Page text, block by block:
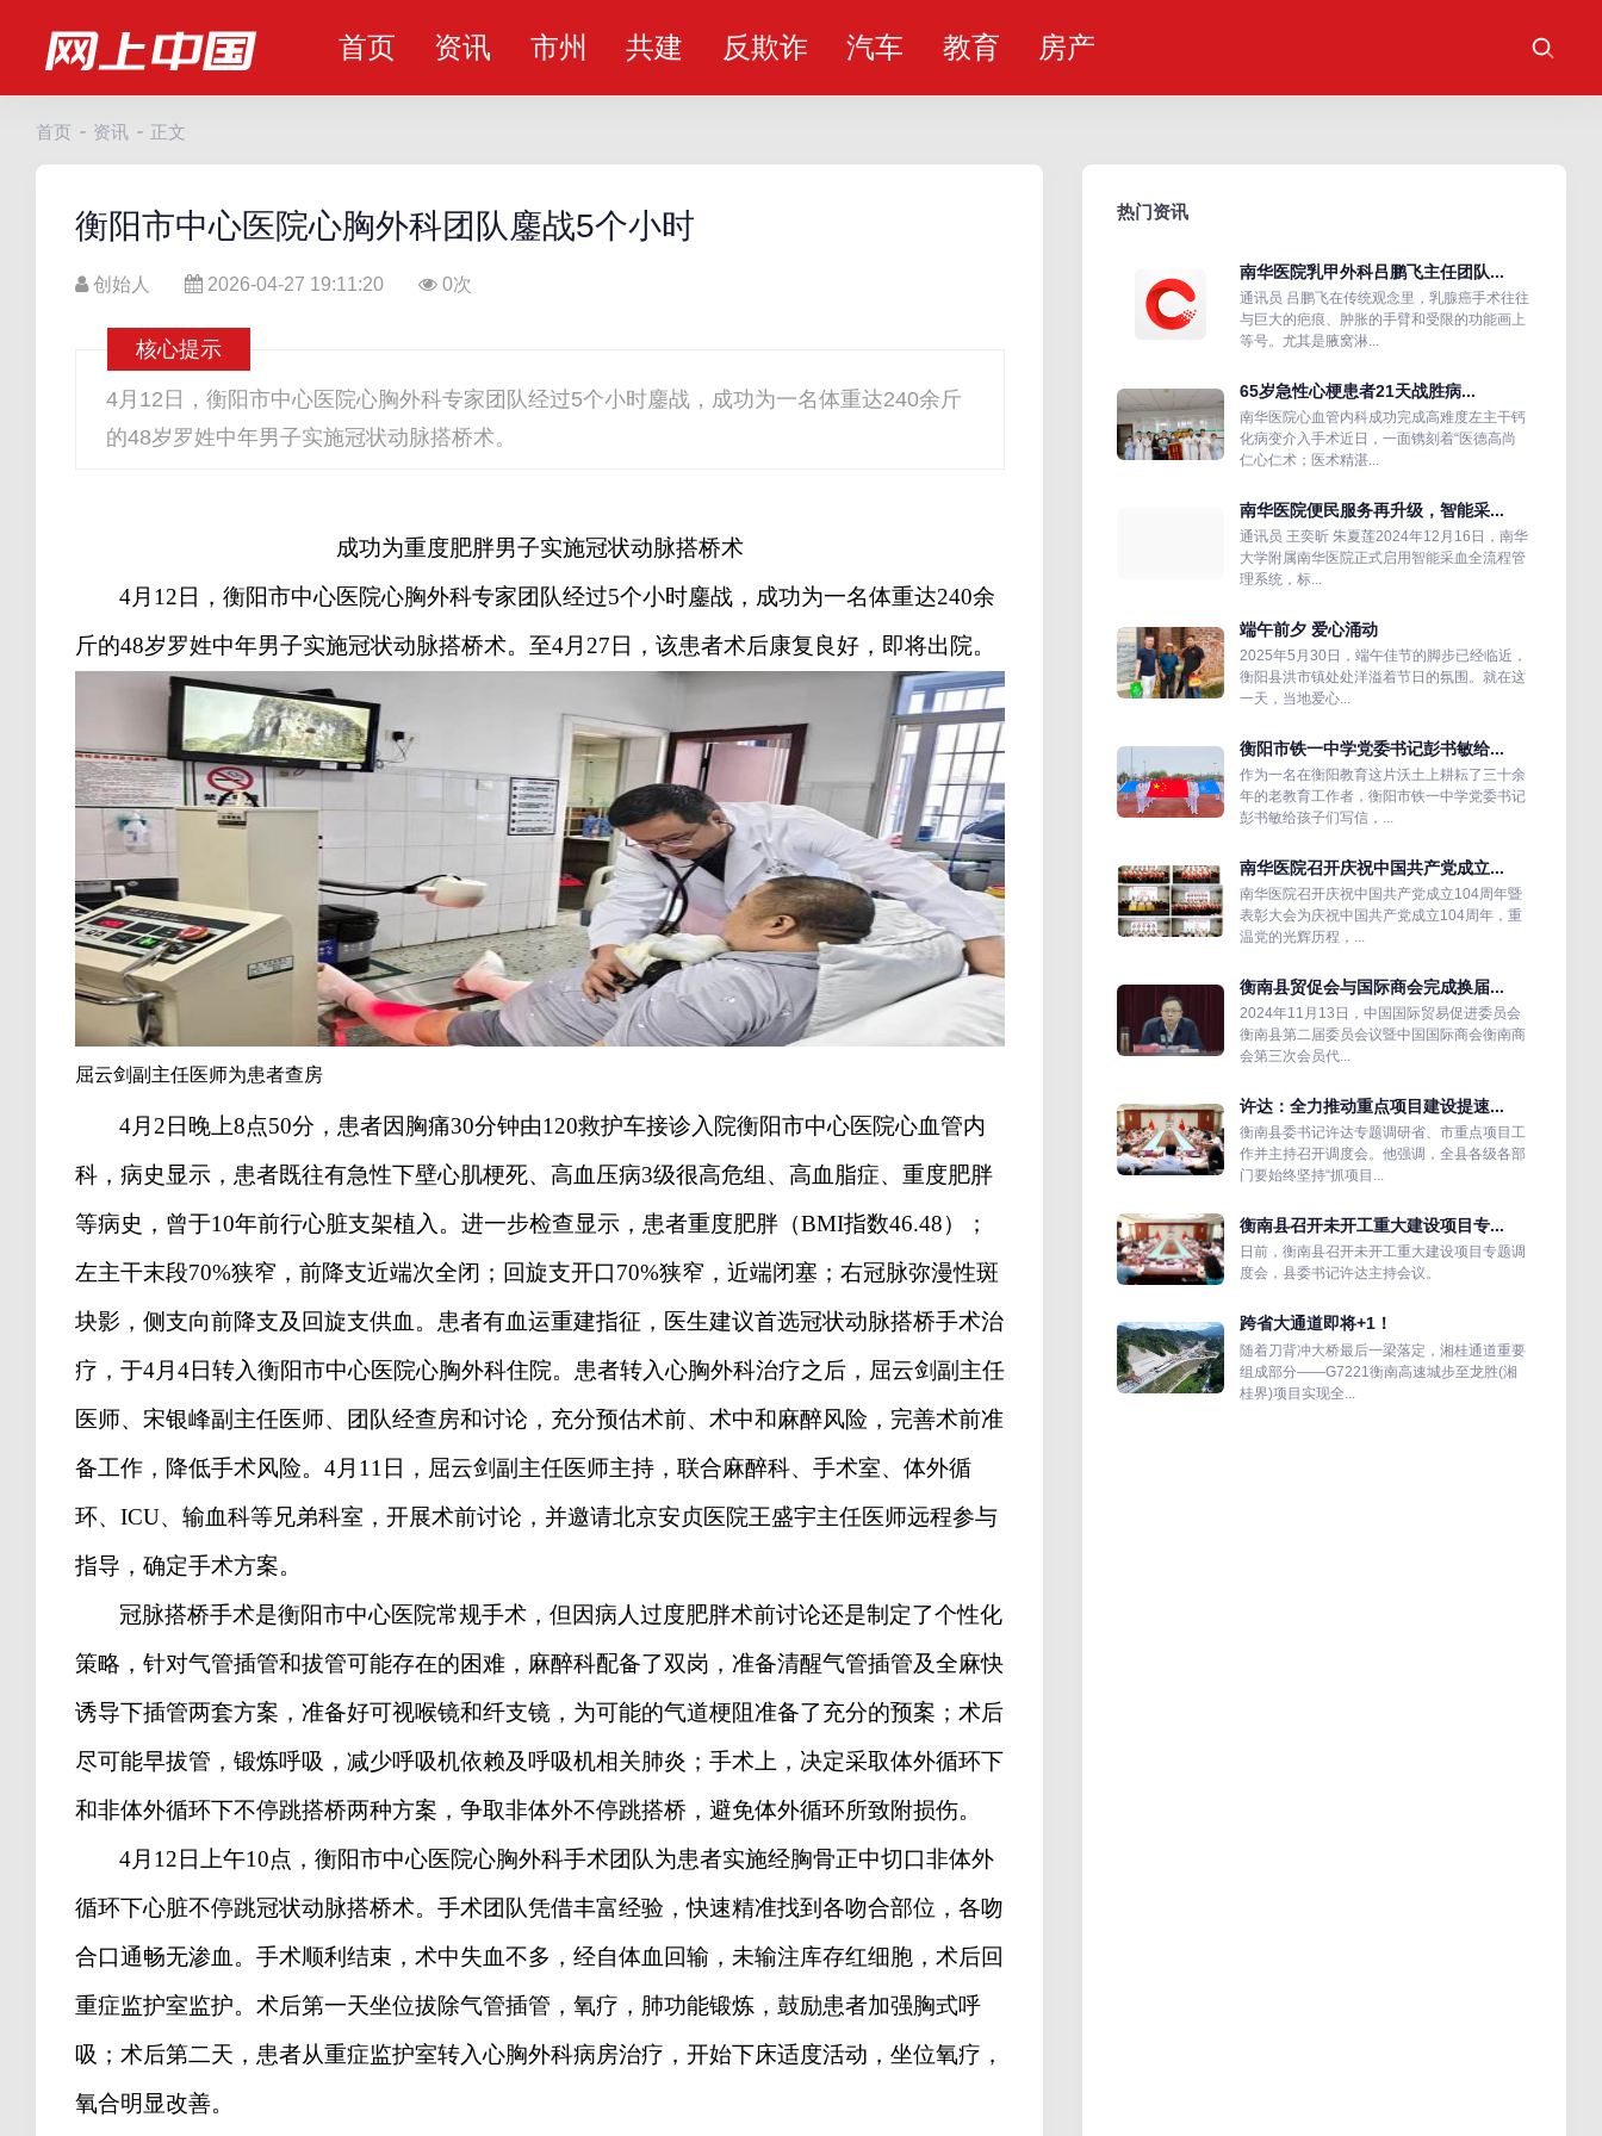
首页 资讯 市州 共建 反欺诈 汽车 教育 房产
首页 资讯 正文
衡阳市中心医院心胸外科团队鏖战5个小时
创始人 2026-04-27 19:11:20 0次
核心提示
4月12日，衡阳市中心医院心胸外科专家团队经过5个小时鏖战，成功为一名体重达240余斤
的48岁罗姓中年男子实施冠状动脉搭桥术。
成功为重度肥胖男子实施冠状动脉搭桥术
4月 12 日，衡阳市中心医院心胸外科专家团队经过5个小时鏖战，成功为一名体重达240余
斤的48岁罗姓中年男子实施冠状动脉搭桥术。至4月 27 日，该患者术后康复良好，即将出院。
屈云剑副主任医师为患者查房
4月 2 日晚上8点50分，患者因胸痛30分钟由120救护车接诊入院衡阳市中心医院心血管内
科，病史显示，患者既往有急性下壁心肌梗死、高血压病3级很高危组、高血脂症、重度肥胖
等病史，曾于10年前行心脏支架植入。进一步检查显示，患者重度肥胖（BMI指数46.48）；
左主干末段70%狭窄，前降支近端次全闭；回旋支开口70%狭窄，近端闭塞；右冠脉弥漫性斑
块影，侧支向前降支及回旋支供血。患者有血运重建指征，医生建议首选冠状动脉搭桥手术治
疗，于4月 4日转入衡阳市中心医院心胸外科住院。患者转入心胸外科治疗之后，屈云剑副主任
医师、宋银峰副主任医师、团队经查房和讨论，充分预估术前、术中和麻醉风险，完善术前准
备工作，降低手术风险。 4月 11 日，屈云剑副主任医师主持，联合麻醉科、手术室、体外循
环、 ICU、输血科等兄弟科室，开展术前讨论，并邀请北京安贞医院王盛宇主任医师远程参与
指导，确定手术方案。
冠脉搭桥手术是衡阳市中心医院常规手术，但因病人过度肥胖术前讨论还是制定了个性化
策略，针对气管插管和拔管可能存在的困难，麻醉科配备了双岗，准备清醒气管插管及全麻快
诱导下插管两套方案，准备好可视喉镜和纤支镜，为可能的气道梗阻准备了充分的预案；术后
尽可能早拔管，锻炼呼吸，减少呼吸机依赖及呼吸机相关肺炎；手术上，决定采取体外循环下
和非体外循环下不停跳搭桥两种方案，争取非体外不停跳搭桥，避免体外循环所致附损伤。
4月 12 日上午10点，衡阳市中心医院心胸外科手术团队为患者实施经胸骨正中切口非体外
循环下心脏不停跳冠状动脉搭桥术。手术团队凭借丰富经验，快速精准找到各吻合部位，各吻
合口通畅无渗血。手术顺利结束，术中失血不多，经自体血回输，未输注库存红细胞，术后回
重症监护室监护。术后第一天坐位拔除气管插管，氧疗，肺功能锻炼，鼓励患者加强胸式呼
吸；术后第二天，患者从重症监护室转入心胸外科病房治疗，开始下床适度活动，坐位氧疗，
氧合明显改善。
热门资讯
南华医院乳甲外科吕鹏飞主任团队...
通讯员 吕鹏飞在传统观念里，乳腺癌手术往往
与巨大的疤痕、肿胀的手臂和受限的功能画上
等号。尤其是腋窝淋...
65岁急性心梗患者21天战胜病...
南华医院心血管内科成功完成高难度左主干钙
化病变介入手术近日，一面镌刻着“医德高尚
仁心仁术；医术精湛...
南华医院便民服务再升级，智能采...
通讯员 王奕昕 朱夏莲2024年12月16日，南华
大学附属南华医院正式启用智能采血全流程管
理系统，标...
端午前夕 爱心涌动
2025年5月30日，端午佳节的脚步已经临近，
衡阳县洪市镇处处洋溢着节日的氛围。就在这
一天，当地爱心...
衡阳市铁一中学党委书记彭书敏给...
作为一名在衡阳教育这片沃土上耕耘了三十余
年的老教育工作者，衡阳市铁一中学党委书记
彭书敏给孩子们写信，...
南华医院召开庆祝中国共产党成立...
南华医院召开庆祝中国共产党成立104周年暨
表彰大会为庆祝中国共产党成立104周年，重
温党的光辉历程，...
衡南县贸促会与国际商会完成换届...
2024年11月13日，中国国际贸易促进委员会
衡南县第二届委员会议暨中国国际商会衡南商
会第三次会员代...
许达：全力推动重点项目建设提速...
衡南县委书记许达专题调研省、市重点项目工
作并主持召开调度会。他强调，全县各级各部
门要始终坚持“抓项目...
衡南县召开未开工重大建设项目专...
日前，衡南县召开未开工重大建设项目专题调
度会，县委书记许达主持会议。
跨省大通道即将+1！
随着刀背冲大桥最后一梁落定，湘桂通道重要
组成部分——G7221衡南高速城步至龙胜(湘
桂界)项目实现全...